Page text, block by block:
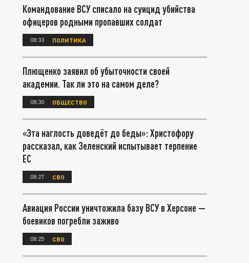
Командование ВСУ списало на суицид убийства
офицеров родными пропавших солдат
08:33 ПОЛИТИКА
Плющенко заявил об убыточности своей
академии. Так ли это на самом деле?
08:30 ОБЩЕСТВО
«Эта наглость доведёт до беды»: Христофору
рассказал, как Зеленский испытывает терпение
ЕС
08:27 СВО
Авиация России уничтожила базу ВСУ в Херсоне —
боевиков погребли заживо
08:25 СВО